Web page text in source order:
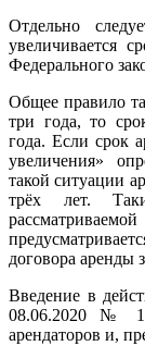
Отдельно
увеличивается
Федерального
Общее правило
три года, то
года. Если срок
увеличения»
такой ситуации
трёх лет.
договора аренды
Введение в
08.06.2020 №
арендаторов и,